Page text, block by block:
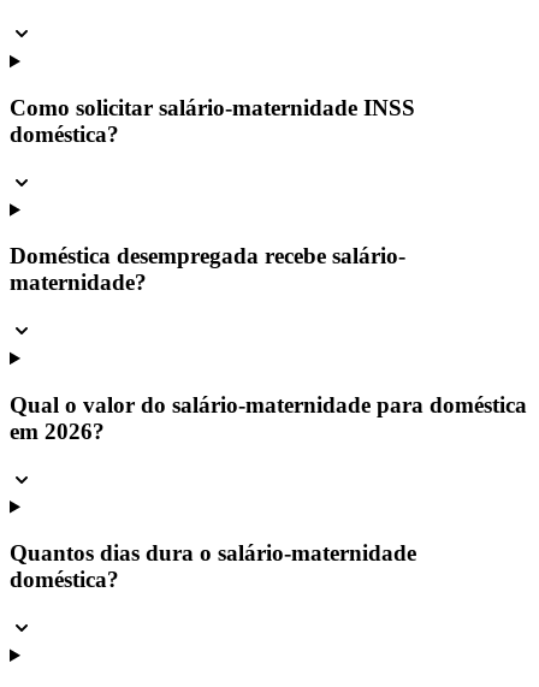
Como solicitar salário-maternidade INSS
doméstica?
Doméstica desempregada recebe salário-
maternidade?
Qual o valor do salário-maternidade para doméstica
em 2026?
Quantos dias dura o salário-maternidade
doméstica?